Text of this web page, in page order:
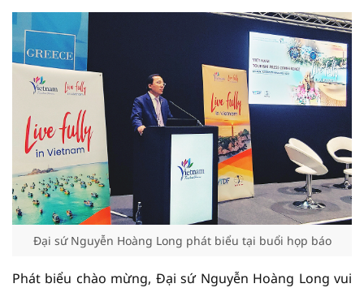
Đại sứ Nguyễn Hoàng Long phát biểu tại buổi họp báo
Phát biểu chào mừng, Đại sứ Nguyễn Hoàng Long vui